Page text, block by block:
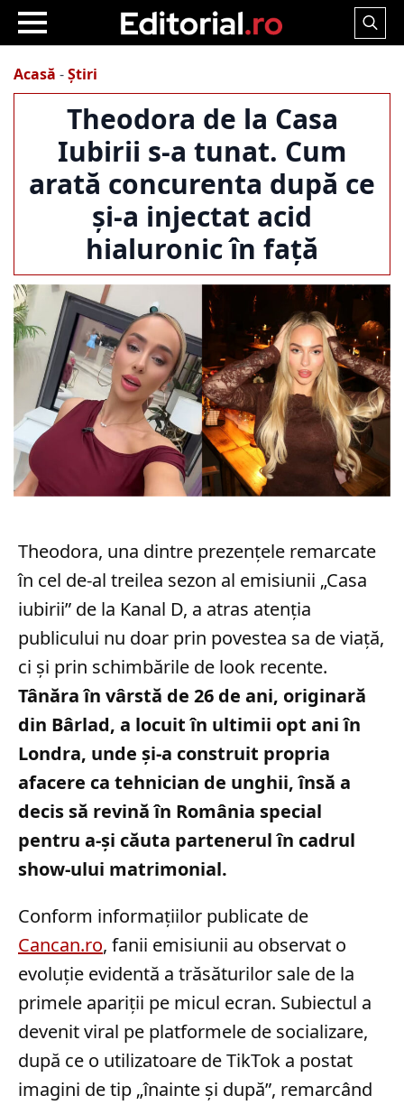
Search
Acasă -Știri
Theodora de la Casa
Iubirii s-a tunat. Cum
arată concurenta după ce
și-a injectat acid
hialuronic în față
Theodora, una dintre prezențele remarcate
în cel de-al treilea sezon al emisiunii „Casa
iubirii” de la Kanal D, a atras atenția
publicului nu doar prin povestea sa de viață,
ci și prin schimbările de look recente.
Tânăra în vârstă de 26 de ani, originară
din Bârlad, a locuit în ultimii opt ani în
Londra, unde și-a construit propria
afacere ca tehnician de unghii, însă a
decis să revină în România special
pentru a-și căuta partenerul în cadrul
show-ului matrimonial.
Conform informațiilor publicate de
Cancan.ro, fanii emisiunii au observat o
evoluție evidentă a trăsăturilor sale de la
primele apariții pe micul ecran. Subiectul a
devenit viral pe platformele de socializare,
după ce o utilizatoare de TikTok a postat
imagini de tip „înainte și după”, remarcând